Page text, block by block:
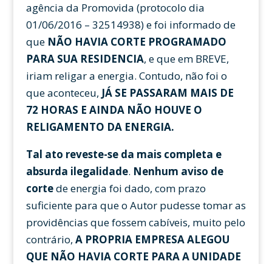
agência da Promovida (protocolo dia
01/06/2016 – 32514938) e foi informado de
que NÃO HAVIA CORTE PROGRAMADO
PARA SUA RESIDENCIA, e que em BREVE,
iriam religar a energia. Contudo, não foi o
que aconteceu, JÁ SE PASSARAM MAIS DE
72 HORAS E AINDA NÃO HOUVE O
RELIGAMENTO DA ENERGIA.
Tal ato reveste-se da mais completa e
absurda ilegalidade. Nenhum aviso de
cortede energia foi dado, com prazo
suficiente para que o Autor pudesse tomar as
providências que fossem cabíveis, muito pelo
contrário, A PROPRIA EMPRESA ALEGOU
QUE NÃO HAVIA CORTE PARA A UNIDADE